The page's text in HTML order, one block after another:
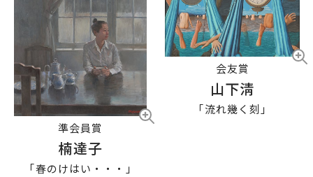
準会員賞
楠達子
「春のけはい・・・」
会友賞
山下淸
「流れ幾く刻」